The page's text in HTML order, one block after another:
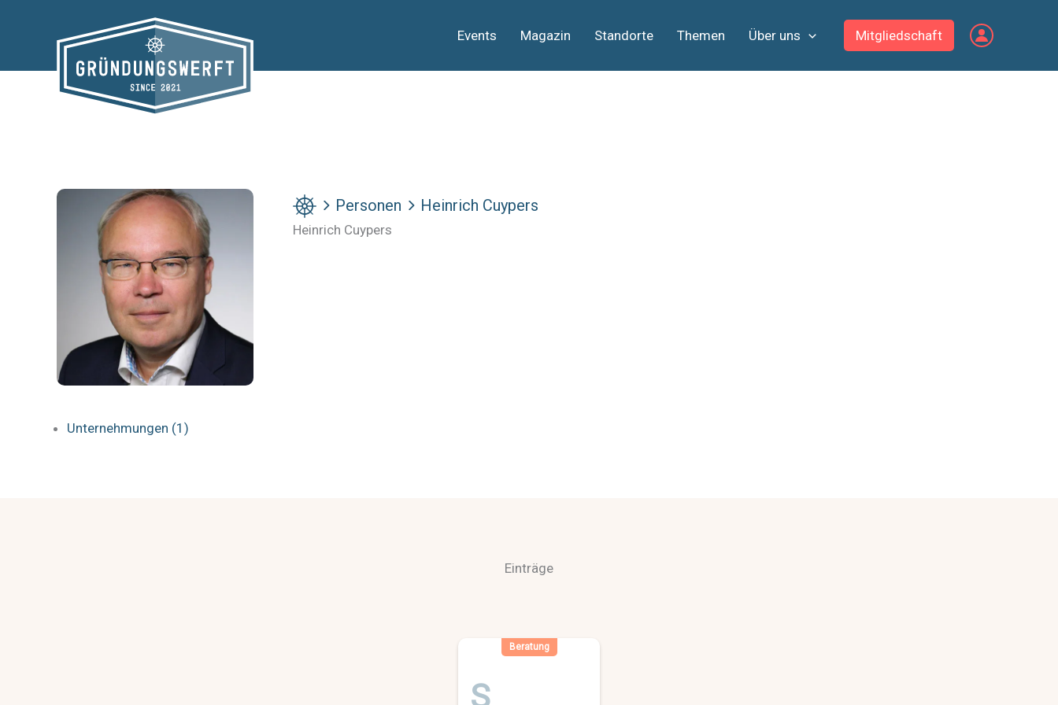
Events Magazin Standorte Themen Über uns Mitgliedschaft
Unternehmungen (1)
Personen Heinrich Cuypers
Heinrich Cuypers
Einträge
Beratung
S